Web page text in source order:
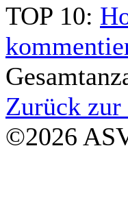
TOP 10:
Zurück zur
©2026